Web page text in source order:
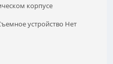
корпусе
уcтройство Нет